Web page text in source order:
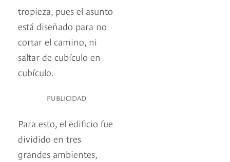
tropieza, pues el asunto
está diseñado para no
cortar el camino, ni
saltar de cubículo en
cubículo.
PUBLICIDAD
Para esto, el edificio fue
dividido en tres
grandes ambientes,